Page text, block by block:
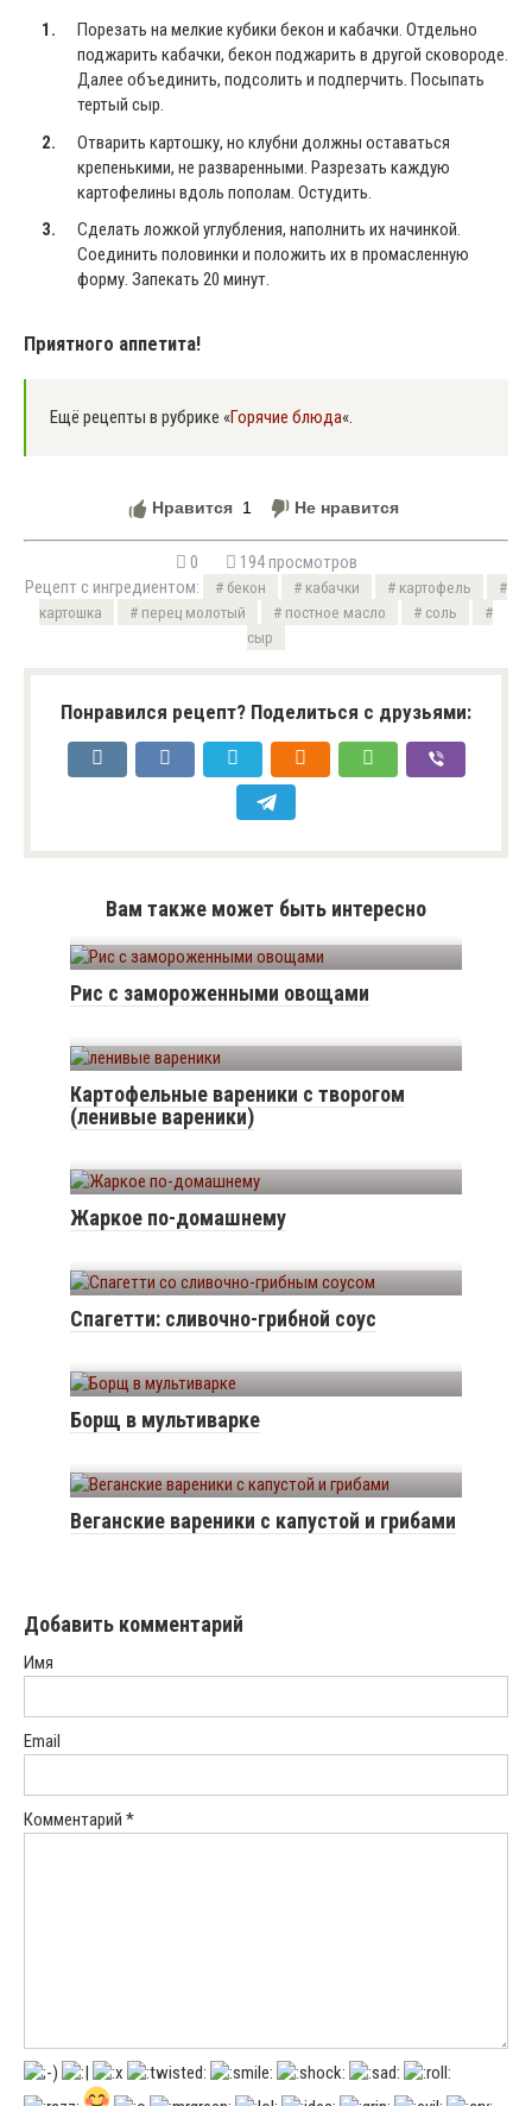
Порезать на мелкие кубики бекон и кабачки. Отдельно
поджарить кабачки, бекон поджарить в другой сковороде.
Далее объединить, подсолить и подперчить. Посыпать
тертый сыр.
Отварить картошку, но клубни должны оставаться
крепенькими, не разваренными. Разрезать каждую
картофелины вдоль пополам. Остудить.
Сделать ложкой углубления, наполнить их начинкой.
Соединить половинки и положить их в промасленную
форму. Запекать 20 минут.
Приятного аппетита!
Ещё рецепты в рубрике «Горячие блюда«.
Нравится 1 Не нравится
0
194 просмотров
Рецепт с ингредиентом:
бекон кабачки
картофель
картошка
перец молотый постное масло
соль
сыр
Понравился рецепт? Поделиться с друзьями:
Вам также может быть интересно
Рис с замороженными овощами
Картофельные вареники с творогом
(ленивые вареники)
Жаркое по-домашнему
Спагетти: сливочно-грибной соус
Борщ в мультиварке
Веганские вареники с капустой и грибами
Добавить комментарий
Имя
Email
Комментарий *